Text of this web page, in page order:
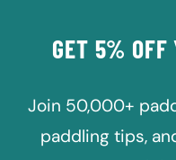
GET 5% OFF
Join 50,000+
paddling tips,